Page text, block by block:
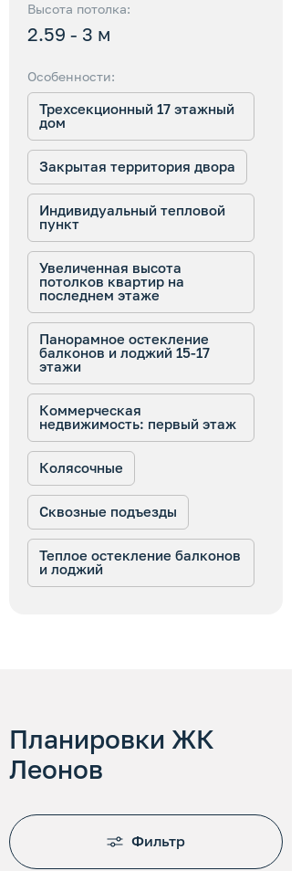
Высота потолка:
2.59 - 3 м
Особенности:
Трехсекционный 17 этажный
дом
Закрытая территория двора
Индивидуальный тепловой
пункт
Увеличенная высота
потолков квартир на
последнем этаже
Панорамное остекление
балконов и лоджий 15-17
этажи
Коммерческая
недвижимость: первый этаж
Колясочные
Сквозные подъезды
Теплое остекление балконов
и лоджий
Планировки ЖК
Леонов
Фильтр